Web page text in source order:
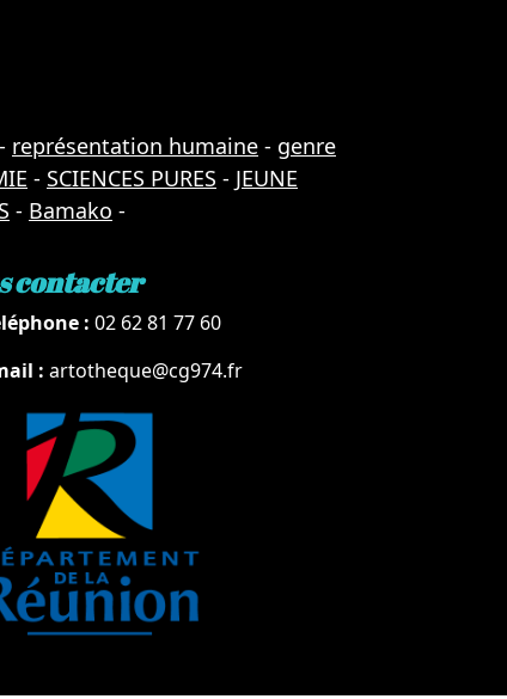
- représentation humaine - genre
- SCIENCES PURES - JEUNE
- Bamako -
contacter
: 02 62 81 77 60
: artotheque@cg974.fr